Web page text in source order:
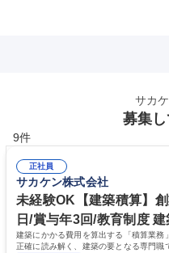
サカ
募集
9件
正社員
サカケン株式会社
未経験OK【建築積算】
日/賞与年3回/教育制度
建築にかかる費用を算出する「積算業務
正確に読み解く、建築の要となる専門職